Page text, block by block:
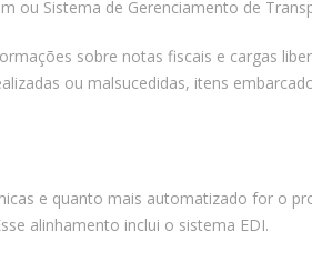
ou Sistema de Gerenciamento de
sobre notas fiscais e cargas
ou malsucedidas, itens
e quanto mais automatizado for o
alinhamento inclui o sistema EDI.